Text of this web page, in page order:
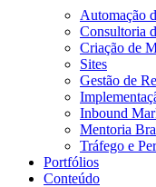
Automação
Consultoria
Criação de
Sites
Gestão de
Inbound
Mentoria
Tráfego e
Portfólios
Conteúdo